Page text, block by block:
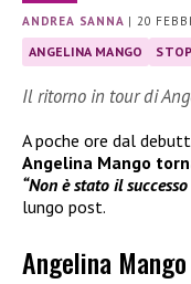
ANDREA SANNA |20
ANGELINA MANGO STOP
Il ritorno in tour di
A poche ore dal
Angelina Mango
“Non è stato il
lungo post.
Angelina